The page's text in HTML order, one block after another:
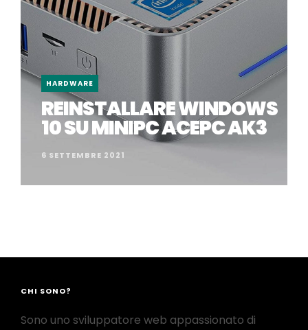
HARDWARE
REINSTALLARE WINDOWS
10 SU MINIPC ACEPC AK3
6 SETTEMBRE 2021
CHI SONO?
Sono uno sviluppatore web appassionato di